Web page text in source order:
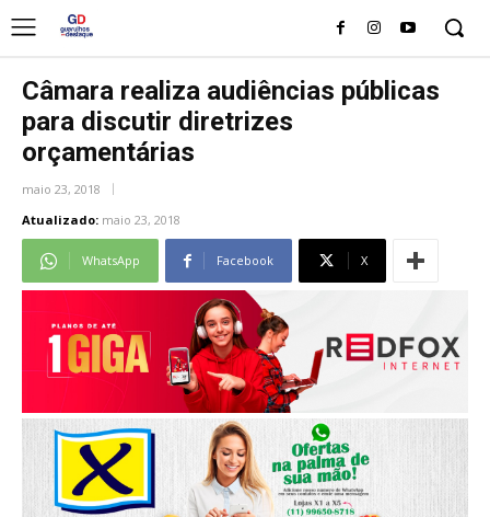
Câmara realiza audiências públicas
para discutir diretrizes
orçamentárias
maio 23, 2018
Atualizado: maio 23, 2018
WhatsApp Facebook X